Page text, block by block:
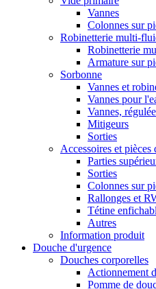
Vannes
Colonnes sur
Robinetterie multi-
Robinetterie
Armature sur
Sorbonne
Vannes et
Vannes pour
Vannes,
Mitigeurs
Sorties
Accessoires et pièces
Parties
Sorties
Colonnes sur
Rallonges et
Tétine
Autres
Information produit
Douche d'urgence
Douches corporelles
Actionnement
Pomme de